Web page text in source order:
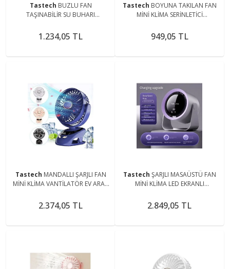
Tastech BUZLU FAN
TAŞINABİLİR SU BUHARI
VANTİLATÖR ODA HAVA
NEMLENDİRİCİ
1.234,05 TL
Tastech BOYUNA TAKILAN FAN
MİNİ KLİMA SERİNLETİCİ
SEVİYE ŞARJLI BOYUNLUK FAN
949,05 TL
Tastech MANDALLI ŞARJLI FAN
MİNİ KLİMA VANTİLATÖR EV ARAÇ
SERİNLETİCİ FAN
2.374,05 TL
Tastech ŞARJLI MASAÜSTÜ FAN
MİNİ KLİMA LED EKRANLI
SERİNLETİCİ FAN 2025 YENİ
MODEL
2.849,05 TL